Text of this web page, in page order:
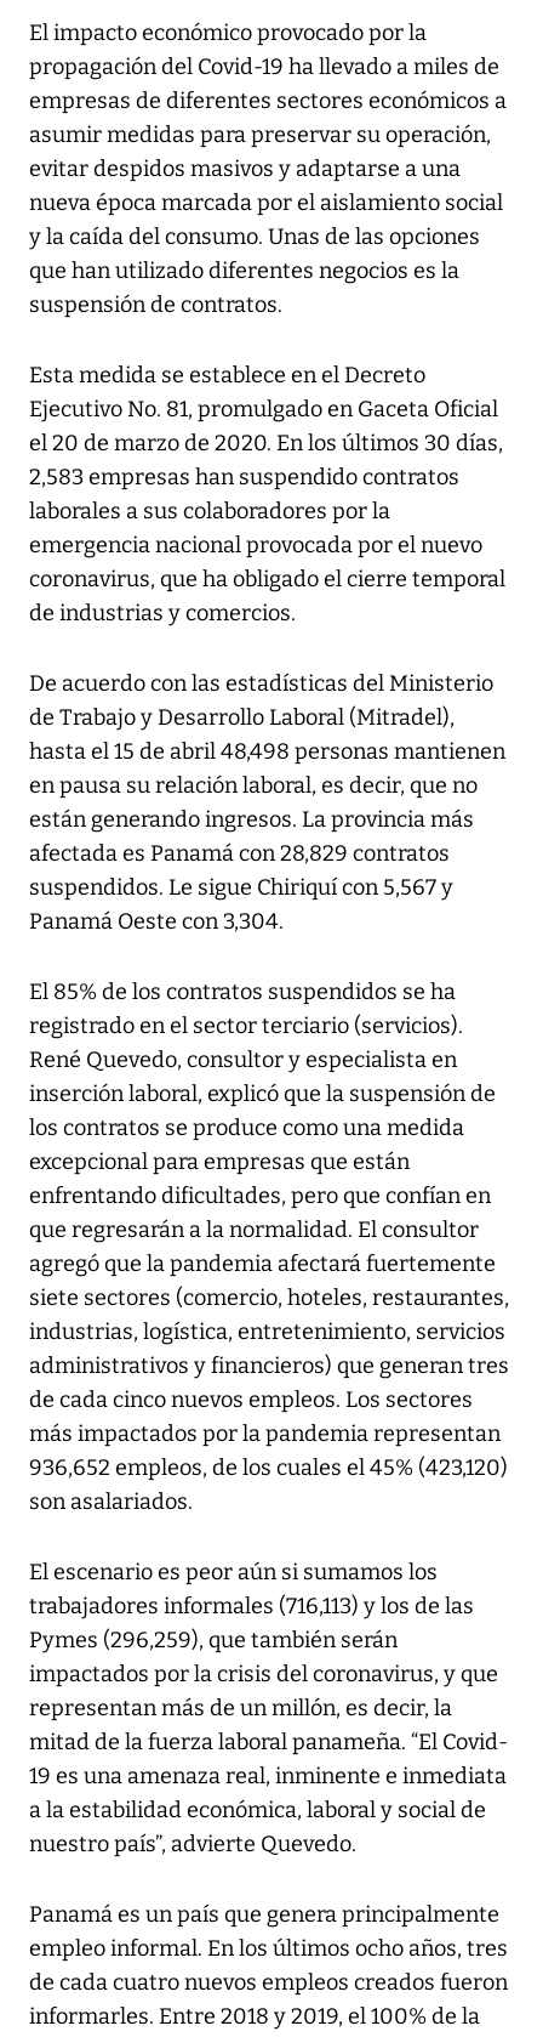
El impacto económico provocado por la
propagación del Covid-19 ha llevado a miles de
empresas de diferentes sectores económicos a
asumir medidas para preservar su operación,
evitar despidos masivos y adaptarse a una
nueva época marcada por el aislamiento social
y la caída del consumo. Unas de las opciones
que han utilizado diferentes negocios es la
suspensión de contratos.
Esta medida se establece en el Decreto
Ejecutivo No. 81, promulgado en Gaceta Oficial
el 20 de marzo de 2020. En los últimos 30 días,
2,583 empresas han suspendido contratos
laborales a sus colaboradores por la
emergencia nacional provocada por el nuevo
coronavirus, que ha obligado el cierre temporal
de industrias y comercios.
De acuerdo con las estadísticas del Ministerio
de Trabajo y Desarrollo Laboral (Mitradel),
hasta el 15 de abril 48,498 personas mantienen
en pausa su relación laboral, es decir, que no
están generando ingresos. La provincia más
afectada es Panamá con 28,829 contratos
suspendidos. Le sigue Chiriquí con 5,567 y
Panamá Oeste con 3,304.
El 85% de los contratos suspendidos se ha
registrado en el sector terciario (servicios).
René Quevedo, consultor y especialista en
inserción laboral, explicó que la suspensión de
los contratos se produce como una medida
excepcional para empresas que están
enfrentando dificultades, pero que confían en
que regresarán a la normalidad. El consultor
agregó que la pandemia afectará fuertemente
siete sectores (comercio, hoteles, restaurantes,
industrias, logística, entretenimiento, servicios
administrativos y financieros) que generan tres
de cada cinco nuevos empleos. Los sectores
más impactados por la pandemia representan
936,652 empleos, de los cuales el 45% (423,120)
son asalariados.
El escenario es peor aún si sumamos los
trabajadores informales (716,113) y los de las
Pymes (296,259), que también serán
impactados por la crisis del coronavirus, y que
representan más de un millón, es decir, la
mitad de la fuerza laboral panameña. “El Covid-
19 es una amenaza real, inminente e inmediata
a la estabilidad económica, laboral y social de
nuestro país”, advierte Quevedo.
Panamá es un país que genera principalmente
empleo informal. En los últimos ocho años, tres
de cada cuatro nuevos empleos creados fueron
informarles. Entre 2018 y 2019, el 100% de la